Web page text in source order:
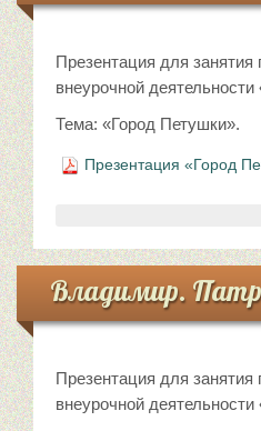
Презентация для занятия
внеурочной
Тема: «Город Петушки».
Презентация «Город
Владимир.
Презентация для занятия
внеурочной